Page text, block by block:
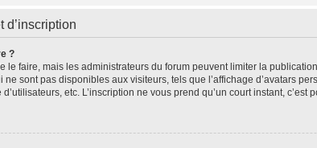
d’inscription
?
le faire, mais les administrateurs du forum peuvent limiter la
sont pas disponibles aux visiteurs, tels que l’affichage d’avatars
etc. L’inscription ne vous prend qu’un court instant,